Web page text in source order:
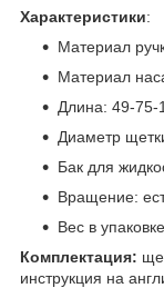
Характеристики:
Материал
Материал
Длина: 49-75-
Диаметр
Бак для
Вращение:
Вес в
Комплектация:
инструкция на